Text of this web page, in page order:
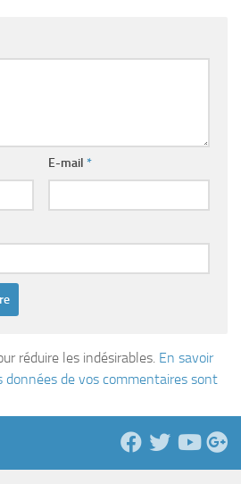
E-mail *
réduire les indésirables. En savoir
données de vos commentaires sont